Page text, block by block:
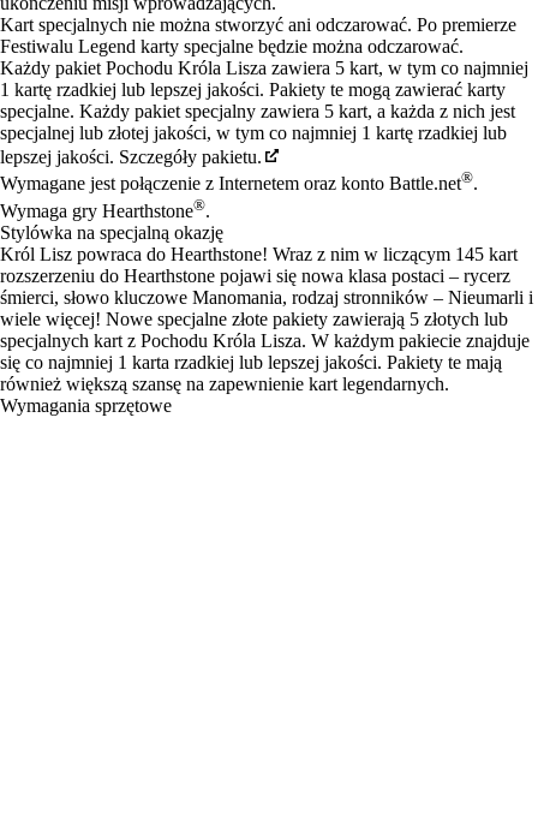
Kart specjalnych nie można stworzyć ani odczarować. Po premierze
Festiwalu Legend karty specjalne będzie można odczarować.
Każdy pakiet Pochodu Króla Lisza zawiera 5 kart, w tym co najmniej
1 kartę rzadkiej lub lepszej jakości. Pakiety te mogą zawierać karty
specjalne. Każdy pakiet specjalny zawiera 5 kart, a każda z nich jest
specjalnej lub złotej jakości, w tym co najmniej 1 kartę rzadkiej lub
lepszej jakości. Szczegóły pakietu.
Wymagane jest połączenie z Internetem oraz konto Battle.net®.
Wymaga gry Hearthstone®.
Stylówka na specjalną okazję
Król Lisz powraca do Hearthstone! Wraz z nim w liczącym 145 kart
rozszerzeniu do Hearthstone pojawi się nowa klasa postaci – rycerz
śmierci, słowo kluczowe Manomania, rodzaj stronników – Nieumarli i
wiele więcej! Nowe specjalne złote pakiety zawierają 5 złotych lub
specjalnych kart z Pochodu Króla Lisza. W każdym pakiecie znajduje
się co najmniej 1 karta rzadkiej lub lepszej jakości. Pakiety te mają
również większą szansę na zapewnienie kart legendarnych.
Wymagania sprzętowe